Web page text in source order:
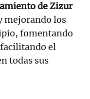
de Zizur
mejorando los
fomentando
el
todas sus